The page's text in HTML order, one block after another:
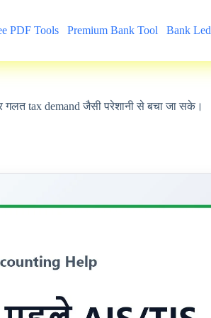
PDF Tools Premium Bank Tool Bank
tax demand जैसी परेशानी से बचा जा सके।